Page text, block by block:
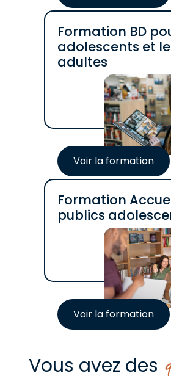
Formation BD
adolescents et
adultes
Voir la formation
Formation
publics
Voir la formation
Vous avez des